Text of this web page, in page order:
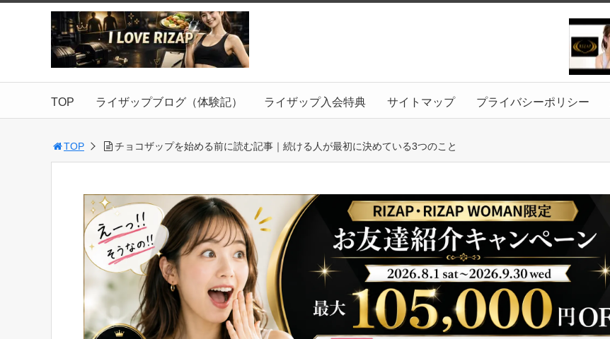
TOP ライザップブログ（体験記） ライザップ入会特典 サイトマップ プライバシーポリシー
TOP チョコザップを始める前に読む記事｜続ける人が最初に決めている3つのこと